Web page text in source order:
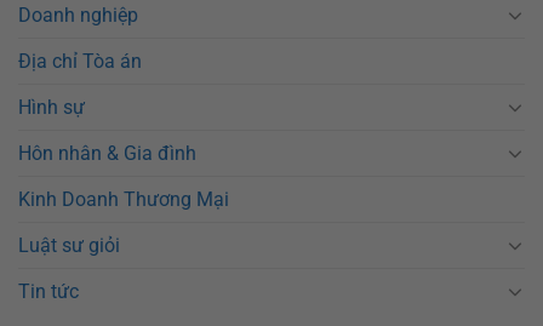
Doanh nghiệp
Địa chỉ Tòa án
Hình sự
Hôn nhân & Gia đình
Kinh Doanh Thương Mại
Luật sư giỏi
Tin tức